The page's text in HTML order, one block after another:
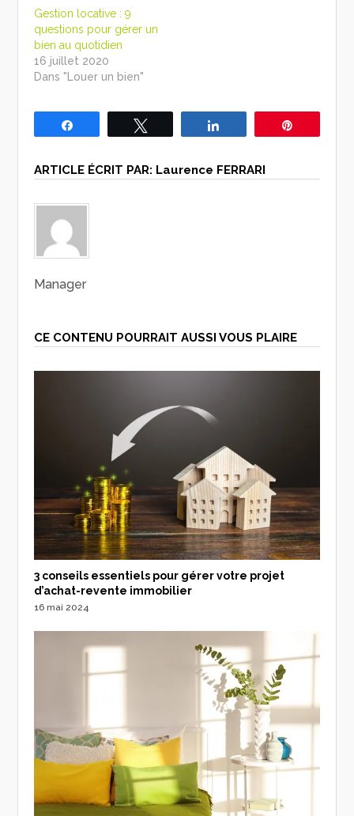
Gestion locative : 9
questions pour gérer un
bien au quotidien
16 juillet 2020
Dans "Louer un bien"
ARTICLE ÉCRIT PAR: Laurence FERRARI
Manager
CE CONTENU POURRAIT AUSSI VOUS PLAIRE
3 conseils essentiels pour gérer votre projet
d’achat-revente immobilier
16 mai 2024